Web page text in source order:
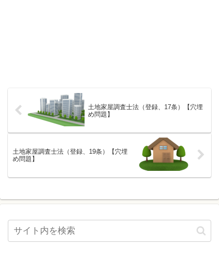
土地家屋調査士法（登録、17条）【穴埋
め問題】
土地家屋調査士法（登録、19条）【穴埋
め問題】